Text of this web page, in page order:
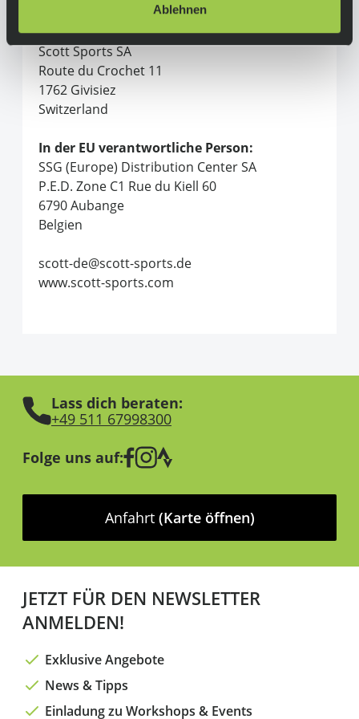
Ablehnen
Hersteller:
Scott Sports SA
Route du Crochet 11
1762 Givisiez
Switzerland
In der EU verantwortliche Person:
SSG (Europe) Distribution Center SA
P.E.D. Zone C1 Rue du Kiell 60
6790 Aubange
Belgien
scott-de@scott-sports.de
www.scott-sports.com
Lass dich beraten:
+49 511 67998300
Folge uns auf:
Anfahrt (Karte öffnen)
JETZT FÜR DEN NEWSLETTER
ANMELDEN!
Exklusive Angebote
News & Tipps
Einladung zu Workshops & Events